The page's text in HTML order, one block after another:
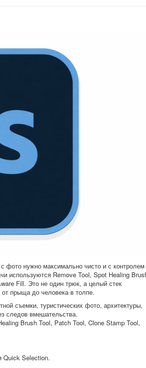
фото нужно максимально чисто и с контролем
используются Remove Tool, Spot Healing
Fill. Это не один трюк, а целый стек
прыща до человека в толпе.
съемки, туристических фото, архитектуры,
следов вмешательства.
Brush Tool, Patch Tool, Clone Stamp Tool,
Quick Selection.